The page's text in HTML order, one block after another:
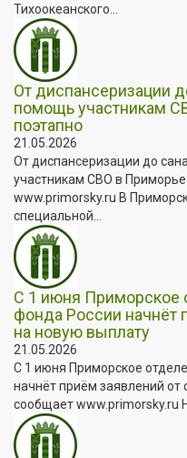
Тихоокеанского...
От диспансеризации
помощь участникам
поэтапно
21.05.2026
От диспансеризации до
участникам СВО в
www.primorsky.ru В
специальной...
С 1 июня Приморское
фонда России начнёт
на новую выплату
21.05.2026
С 1 июня Приморское
начнёт приём заявлений от
сообщает www.primorsky.ru